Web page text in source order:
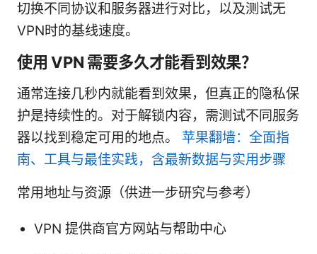
切换不同协议和服务器进行对比，以及测试无
VPN时的基线速度。
使用 VPN 需要多久才能看到效果？
通常连接几秒内就能看到效果，但真正的隐私保
护是持续性的。对于解锁内容，需测试不同服务
器以找到稳定可用的地点。 苹果翻墙：全面指
南、工具与最佳实践，含最新数据与实用步骤
常用地址与资源（供进一步研究与参考）
VPN 提供商官方网站与帮助中心